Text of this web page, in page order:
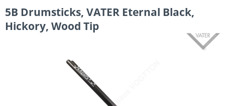
5B Drumsticks, VATER Eternal Black,
Hickory, Wood Tip